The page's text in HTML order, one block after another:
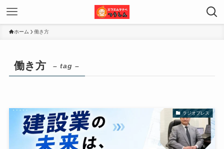
ホーム 働き方
働き方 – tag –
ラジオプレス